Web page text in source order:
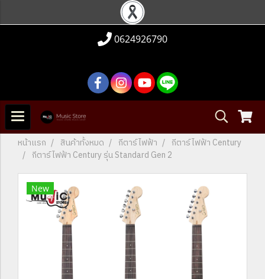
0624926790
หน้าแรก สินค้าทั้งหมด กีตาร์ไฟฟ้า
กีตาร์ไฟฟ้า Century
กีตาร์ไฟฟ้า Century รุ่น Standard Gen 2
New